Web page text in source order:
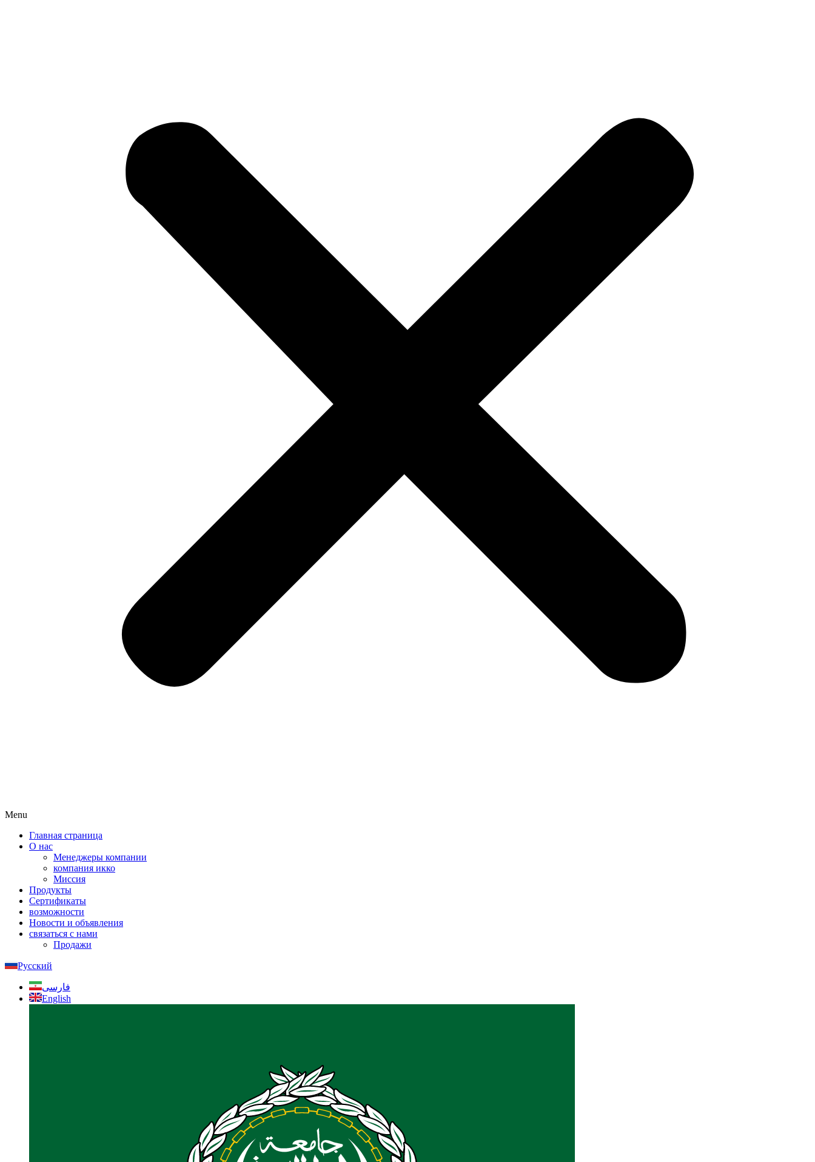
Menu
Главная страница
О нас
Менеджеры компании
компания икко
Миссия
Продукты
Сертификаты
возможности
Новости и объявления
связаться с нами
Продажи
Русский
فارسی
English